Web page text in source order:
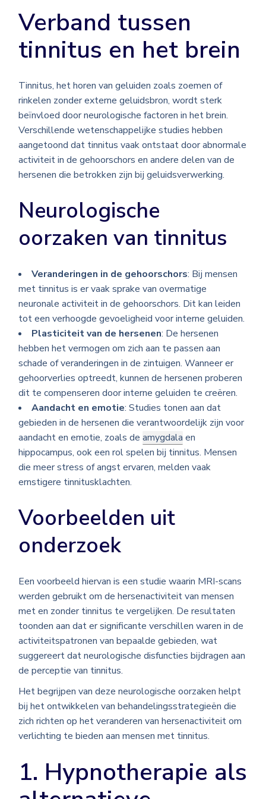
Verband tussen
tinnitus en het brein
Tinnitus, het horen van geluiden zoals zoemen of
rinkelen zonder externe geluidsbron, wordt sterk
beïnvloed door neurologische factoren in het brein.
Verschillende wetenschappelijke studies hebben
aangetoond dat tinnitus vaak ontstaat door abnormale
activiteit in de gehoorschors en andere delen van de
hersenen die betrokken zijn bij geluidsverwerking.
Neurologische
oorzaken van tinnitus
Veranderingen in de gehoorschors: Bij mensen
met tinnitus is er vaak sprake van overmatige
neuronale activiteit in de gehoorschors. Dit kan leiden
tot een verhoogde gevoeligheid voor interne geluiden.
Plasticiteit van de hersenen: De hersenen
hebben het vermogen om zich aan te passen aan
schade of veranderingen in de zintuigen. Wanneer er
gehoorverlies optreedt, kunnen de hersenen proberen
dit te compenseren door interne geluiden te creëren.
Aandacht en emotie: Studies tonen aan dat
gebieden in de hersenen die verantwoordelijk zijn voor
aandacht en emotie, zoals deamygdala en
hippocampus, ook een rol spelen bij tinnitus. Mensen
die meer stress of angst ervaren, melden vaak
ernstigere tinnitusklachten.
Voorbeelden uit
onderzoek
Een voorbeeld hiervan is een studie waarin MRI-scans
werden gebruikt om de hersenactiviteit van mensen
met en zonder tinnitus te vergelijken. De resultaten
toonden aan dat er significante verschillen waren in de
activiteitspatronen van bepaalde gebieden, wat
suggereert dat neurologische disfuncties bijdragen aan
de perceptie van tinnitus.
Het begrijpen van deze neurologische oorzaken helpt
bij het ontwikkelen van behandelingsstrategieën die
zich richten op het veranderen van hersenactiviteit om
verlichting te bieden aan mensen met tinnitus.
1. Hypnotherapie als